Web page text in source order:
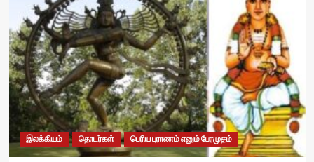
இலக்கியம் தொடர்கள் பெரிய புராணம் எனும் பேரமுதம்